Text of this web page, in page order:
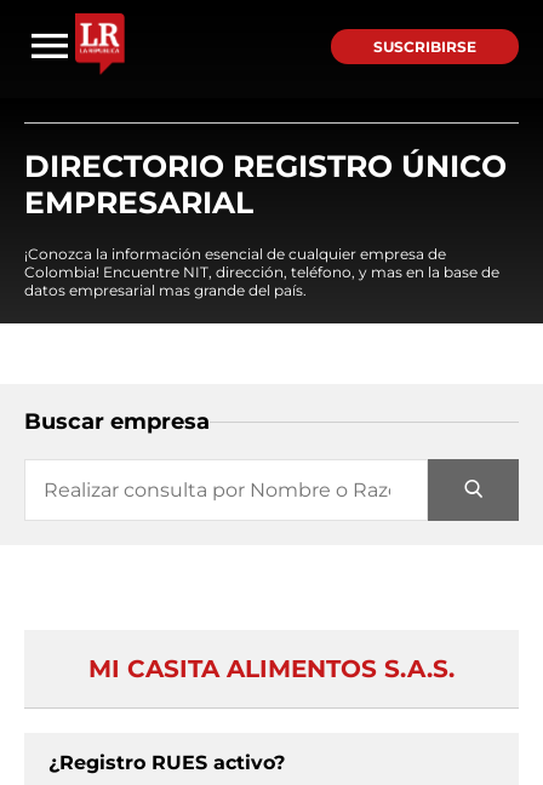
SUSCRIBIRSE
DIRECTORIO REGISTRO ÚNICO
EMPRESARIAL
¡Conozca la información esencial de cualquier empresa de
Colombia! Encuentre NIT, dirección, teléfono, y mas en la base de
datos empresarial mas grande del país.
Buscar empresa
MI CASITA ALIMENTOS S.A.S.
¿Registro RUES activo?